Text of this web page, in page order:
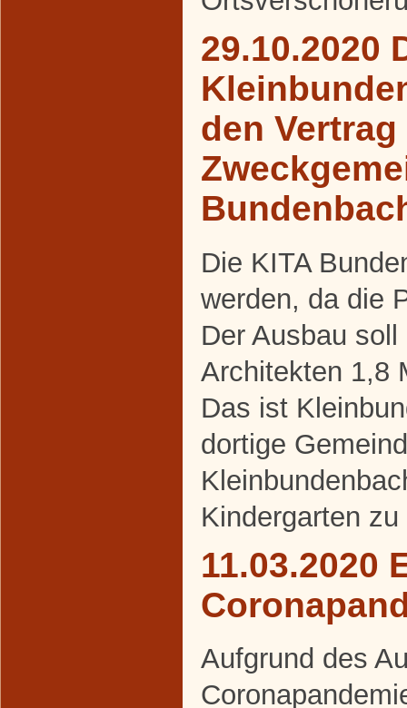
29.10.2020
den Vertrag
Die KITA
werden, da die
Der Ausbau
Architekten 1,8
Das ist
dortige
Kindergarten zu
11.03.2020
Aufgrund des